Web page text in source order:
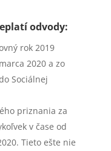
odvody:
rok 2019
2020 a zo
Sociálnej
priznania za
v čase od
Tieto ešte nie